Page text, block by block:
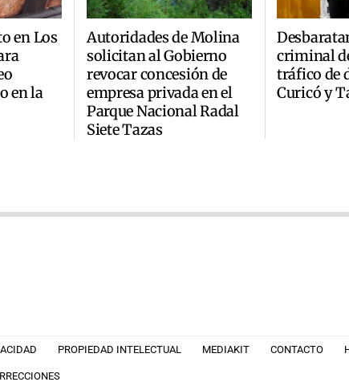
en Los
en la
Autoridades de Molina
solicitan al Gobierno
revocar concesión de
empresa privada en el
Parque Nacional Radal
Siete Tazas
criminal
tráfico de
Curicó y
PROPIEDAD INTELECTUAL MEDIAKIT CONTACTO